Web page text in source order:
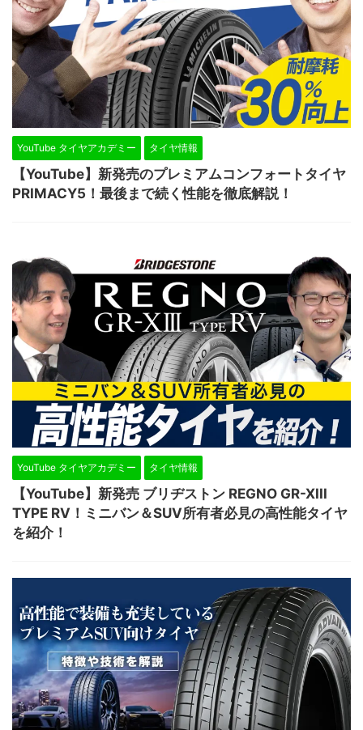
YouTube タイヤアカデミー タイヤ情報
【YouTube】新発売のプレミアムコンフォートタイヤ
PRIMACY5！最後まで続く性能を徹底解説！
YouTube タイヤアカデミー タイヤ情報
【YouTube】新発売 ブリヂストン REGNO GR-XIII
TYPE RV！ミニバン＆SUV所有者必見の高性能タイヤ
を紹介！